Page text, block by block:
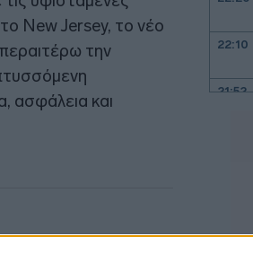
New Jersey, το νέο
την
ασφάλεια και
22:10
21:52